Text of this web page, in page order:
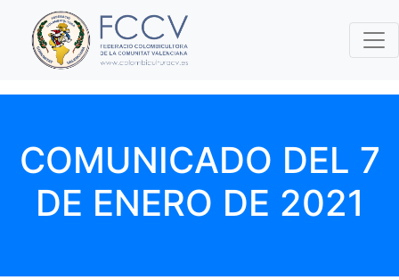
COMUNICADO DEL 7
DE ENERO DE 2021